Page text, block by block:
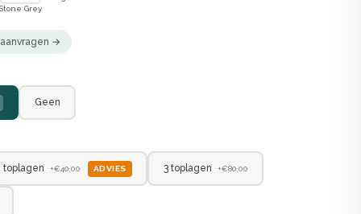
Stone Grey
→
Geen
toplagen +€40,00 ADVIES 3 toplagen +€80,00